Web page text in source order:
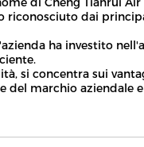
riconosciuto dai
ha investito
si concentra sui
del marchio